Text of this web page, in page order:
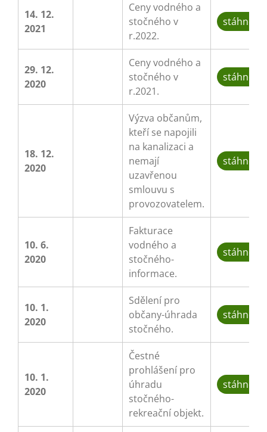
14. 12.
2021
Ceny vodného a
stočného v
r.2022.
stáhnout
29. 12.
2020
Ceny vodného a
stočného v
r.2021.
stáhnout
18. 12.
2020
Výzva občanům,
kteří se napojili
na kanalizaci a
nemají
uzavřenou
smlouvu s
provozovatelem.
stáhnout
10. 6.
2020
Fakturace
vodného a
stočného-
informace.
stáhnout
10. 1.
2020
Sdělení pro
občany-úhrada
stočného.
stáhnout
10. 1.
2020
Čestné
prohlášení pro
úhradu
stočného-
rekreační objekt.
stáhnout